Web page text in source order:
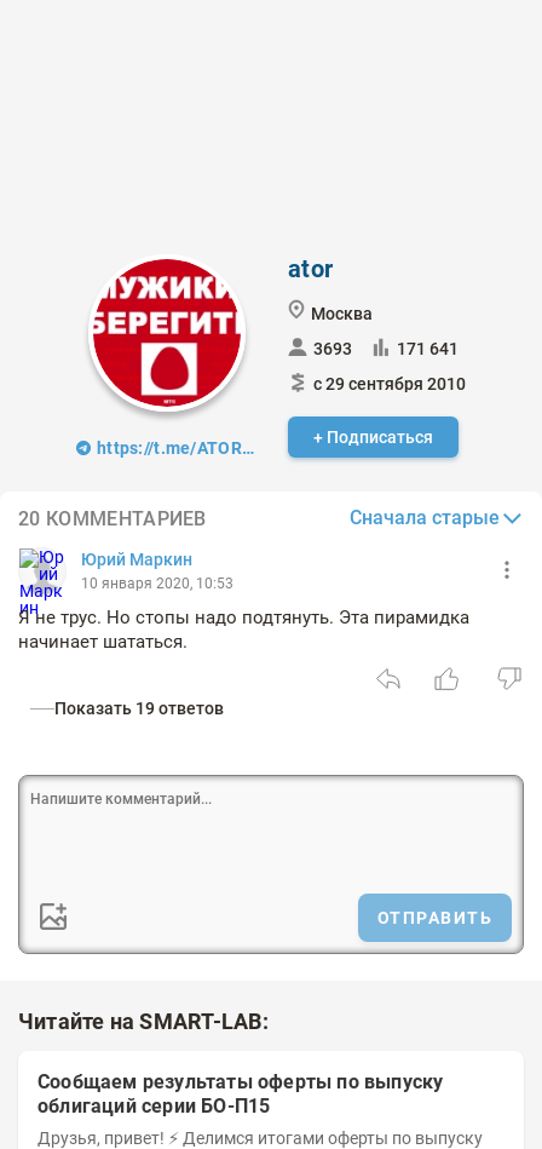
https://t.me/ATOR_INVEST
ator
Москва
3693
171 641
с 29 сентября 2010
+ Подписаться
20 КОММЕНТАРИЕВ Сначала старые
Юрий Маркин
10 января 2020, 10:53
Я не трус. Но стопы надо подтянуть. Эта пирамидка
начинает шататься.
Показать 19 ответов
ОТПРАВИТЬ
Читайте на SMART-LAB:
Сообщаем результаты оферты по выпуску
облигаций серии БО-П15
Друзья, привет! ⚡️ Делимся итогами оферты по выпуску